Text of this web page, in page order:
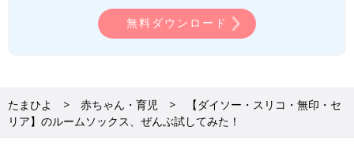
無料ダウンロード
たまひよ 赤ちゃん・育児
【ダイソー・スリコ・無印・セ
リア】のルームソックス、ぜんぶ試してみた！